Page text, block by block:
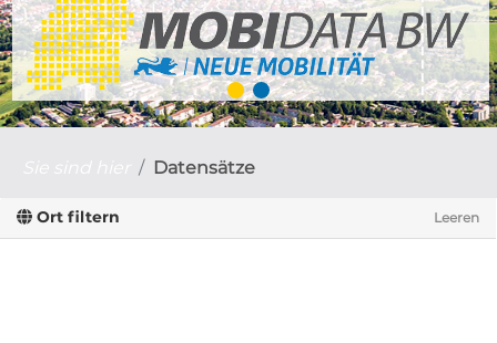
Datensätze
Ort filtern Leeren